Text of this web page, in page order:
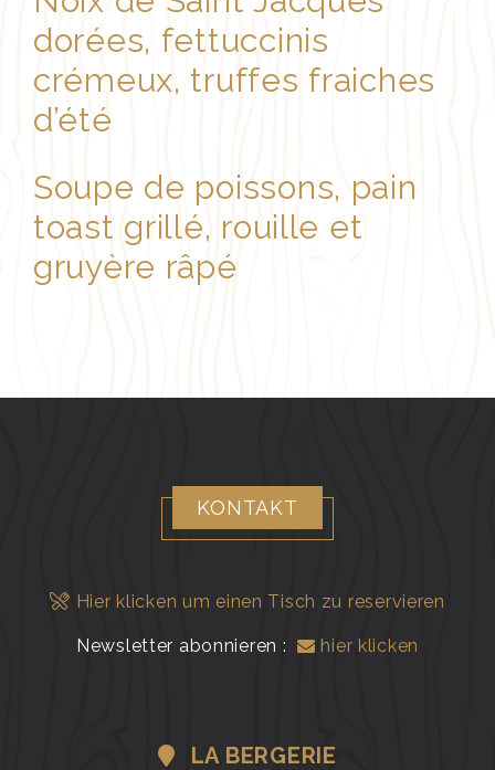
dorées, fettuccinis
crémeux, truffes fraiches
d’été
Soupe de poissons, pain
toast grillé, rouille et
gruyère râpé
KONTAKT
Hier klicken um einen Tisch zu reservieren
Newsletter abonnieren : hier klicken
LA BERGERIE